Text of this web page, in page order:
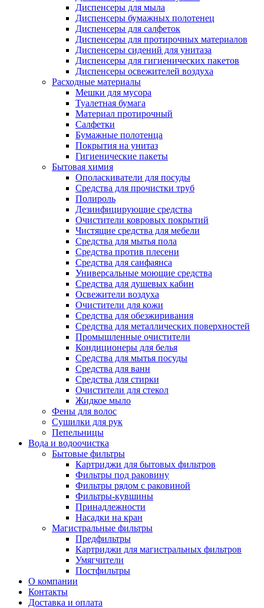
Диспенсеры для мыла
Диспенсеры бумажных полотенец
Диспенсеры для салфеток
Диспенсеры для протирочных материалов
Диспенсеры сидений для унитаза
Диспенсеры для гигиенических пакетов
Диспенсеры освежителей воздуха
Расходные материалы
Мешки для мусора
Туалетная бумага
Материал протирочный
Салфетки
Бумажные полотенца
Покрытия на унитаз
Гигиенические пакеты
Бытовая химия
Ополаскиватели для посуды
Средства для прочистки труб
Полироль
Дезинфицирующие средства
Очистители ковровых покрытий
Чистящие средства для мебели
Средства для мытья пола
Средства против плесени
Средства для санфаянса
Универсальные моющие средства
Средства для душевых кабин
Освежители воздуха
Очистители для кожи
Средства для обезжиривания
Средства для металлических поверхностей
Промышленные очистители
Кондиционеры для белья
Средства для мытья посуды
Средства для ванн
Средства для стирки
Очистители для стекол
Жидкое мыло
Фены для волос
Сушилки для рук
Пепельницы
Вода и водоочистка
Бытовые фильтры
Картриджи для бытовых фильтров
Фильтры под раковину
Фильтры рядом с раковиной
Фильтры-кувшины
Принадлежности
Насадки на кран
Магистральные фильтры
Предфильтры
Картриджи для магистральных фильтров
Умягчители
Постфильтры
О компании
Контакты
Доставка и оплата